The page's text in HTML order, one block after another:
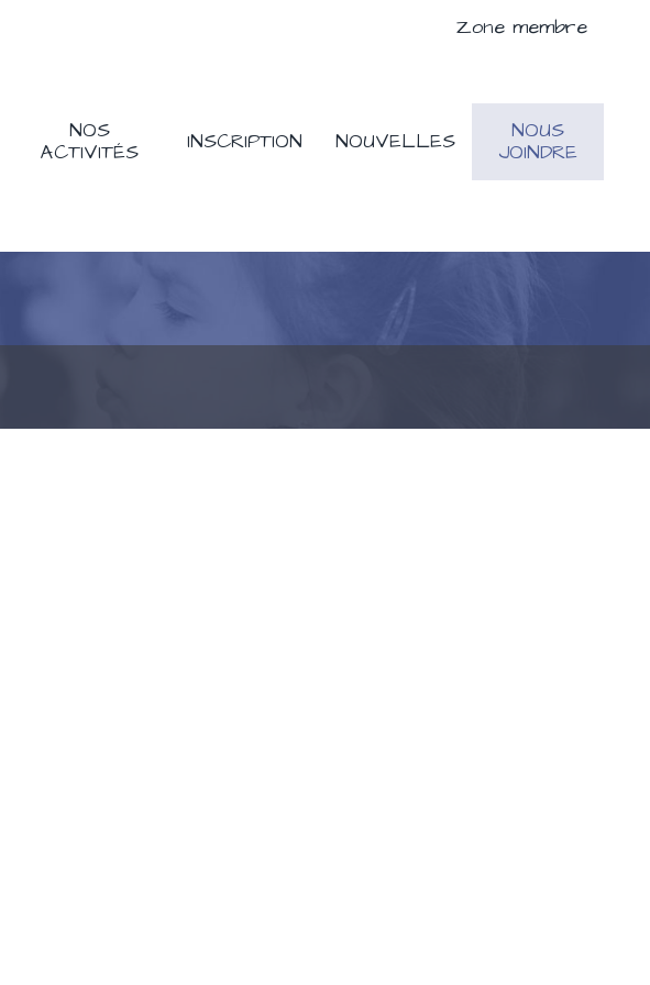
Zone membre
NOS
ACTIVITÉS
INSCRIPTION NOUVELLES
NOUS
JOINDRE